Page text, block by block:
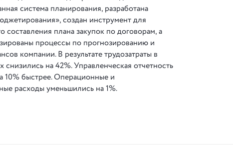
система планирования, разработана
создан инструмент для
составления плана закупок по договорам, а
процессы по прогнозированию и
компании. В результате трудозатраты в
снизились на 42%. Управленческая отчетность
10% быстрее. Операционные и
расходы уменьшились на 1%.